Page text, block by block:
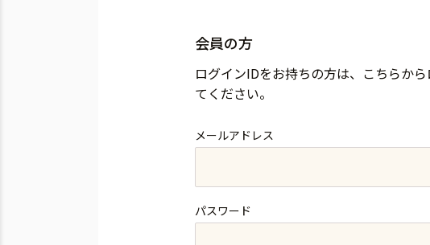
会員の方
ログインIDをお持ちの方は、こちらか
てください。
メールアドレス
パスワード